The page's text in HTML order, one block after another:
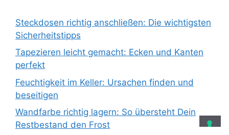
Steckdosen richtig anschließen: Die wichtigsten
Sicherheitstipps
Tapezieren leicht gemacht: Ecken und Kanten
perfekt
Feuchtigkeit im Keller: Ursachen finden und
beseitigen
Wandfarbe richtig lagern: So übersteht Dein
Restbestand den Frost